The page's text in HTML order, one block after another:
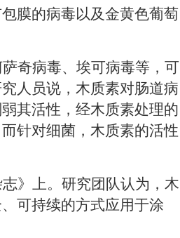
膜的病毒以及金黄色葡萄
奇病毒、埃可病毒等，可
人员说，木质素对肠道病
其活性，经木质素处理的
针对细菌，木质素的活性
》上。研究团队认为，木
可持续的方式应用于涂